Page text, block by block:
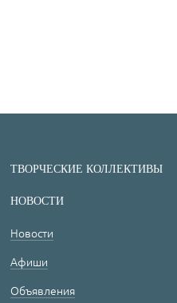
ТВОРЧЕСКИЕ КОЛЛЕКТИВЫ
НОВОСТИ
Новости
Афиши
Объявления